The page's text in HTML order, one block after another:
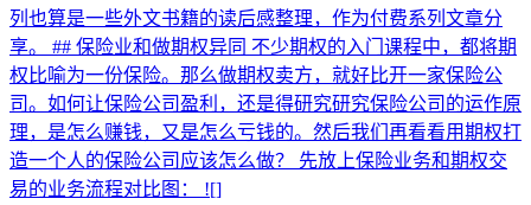
列也算是一些外文书籍的读后感整理，作为付费系列文章分
享。 ## 保险业和做期权异同 不少期权的入门课程中，都将期
权比喻为一份保险。那么做期权卖方，就好比开一家保险公
司。如何让保险公司盈利，还是得研究研究保险公司的运作原
理，是怎么赚钱，又是怎么亏钱的。然后我们再看看用期权打
造一个人的保险公司应该怎么做？ 先放上保险业务和期权交
易的业务流程对比图： ![]